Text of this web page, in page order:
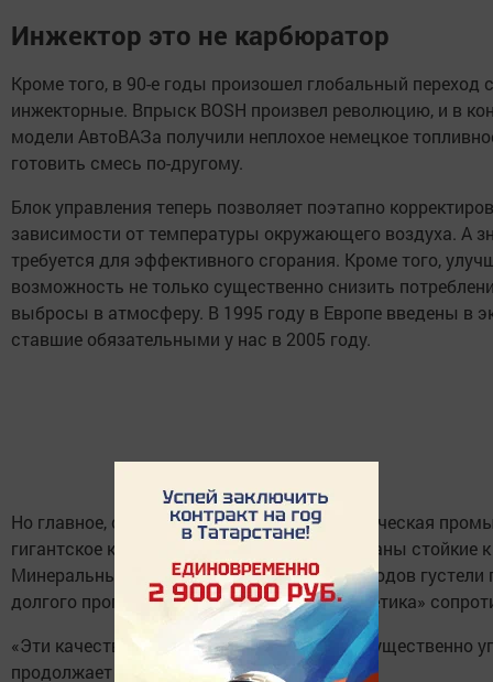
Инжектор это не карбюратор
Кроме того, в 90-е годы произошел глобальный переход
инжекторные. Впрыск BOSH произвел революцию, и в
модели АвтоВАЗа получили неплохое немецкое
готовить смесь по-другому.
Блок управления теперь позволяет поэтапно
зависимости от температуры окружающего воздуха. А
требуется для эффективного сгорания. Кроме того,
возможность не только существенно снизить
выбросы в атмосферу. В 1995 году в Европе введены в
ставшие обязательными у нас в 2005 году.
Но главное, с приходом XXI века нефтехимическая
гигантское количество присадок. Разработаны
Минеральные смазочные материалы 90-х годов густели
долгого прогревания, а современная «синтетика»
«Эти качественные изменения позволили существенно
продолжает Субботин.